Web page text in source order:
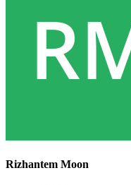
Rizhantem Moon